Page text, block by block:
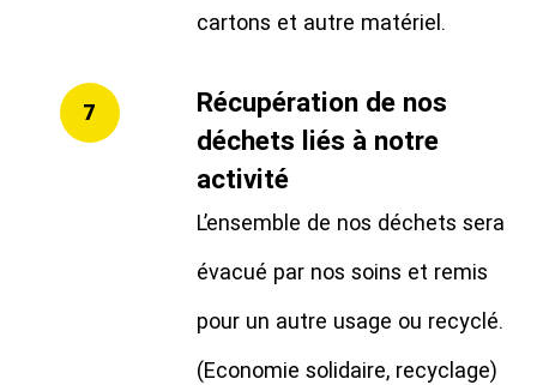
cartons et autre matériel.
7
Récupération de nos
déchets liés à notre
activité
L’ensemble de nos déchets sera
évacué par nos soins et remis
pour un autre usage ou recyclé.
(Economie solidaire, recyclage)